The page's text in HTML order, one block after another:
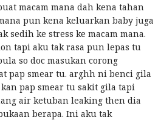
macam mana dah kena tahan
pun kena keluarkan baby juga
sedih ke stress ke macam mana.
tapi aku tak rasa pun lepas tu
so doc masukan corong
pap smear tu. arghh ni benci gila
pap smear tu sakit gila tapi
air ketuban leaking then dia
berapa. Ini aku tak